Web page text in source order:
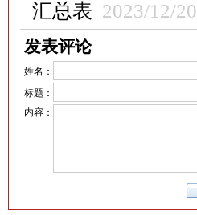
汇总表 2023/12/20
发表评论
姓名：
标题：
内容：